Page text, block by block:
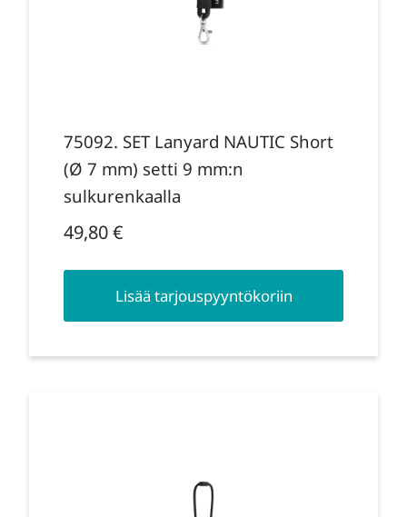
75092. SET Lanyard NAUTIC Short
(Ø 7 mm) setti 9 mm:n
sulkurenkaalla
49,80€
Lisää tarjouspyyntökoriin